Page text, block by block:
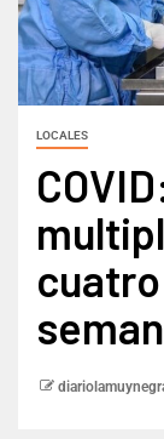
LOCALES